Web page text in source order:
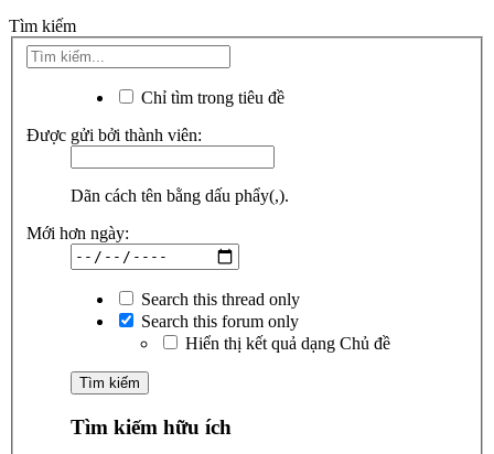
Tìm kiếm
Chỉ tìm trong tiêu đề
Được gửi bởi thành viên:
Dãn cách tên bằng dấu phẩy(,).
Mới hơn ngày:
Search this thread only
Search this forum only
Hiển thị kết quả dạng Chủ đề
Tìm kiếm hữu ích